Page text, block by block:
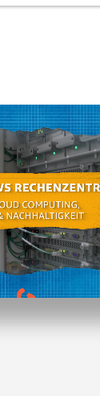
interessiert:
Stärkentest.
du den